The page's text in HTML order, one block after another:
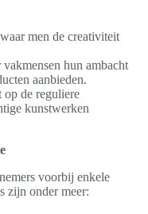
men de creativiteit
vakmensen hun ambacht
aanbieden.
op de reguliere
kunstwerken
voorbij enkele
zijn onder meer: